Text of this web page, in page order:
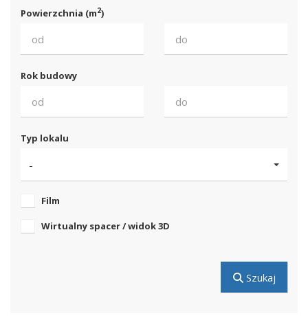
Powierzchnia (m2)
Rok budowy
Typ lokalu
-
Film
Wirtualny spacer / widok 3D
Szukaj